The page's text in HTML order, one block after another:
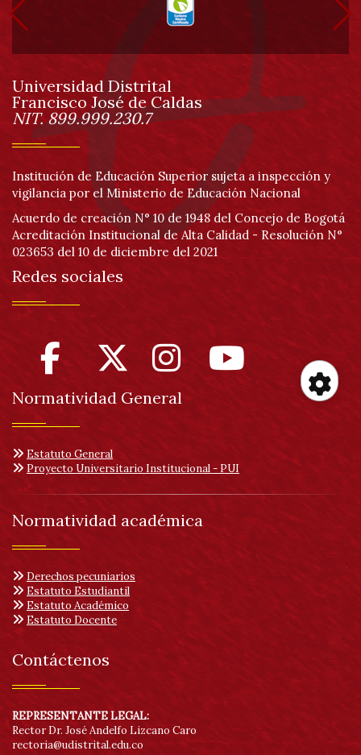
de
pie
de
página
Información
Universidad Distrital
Francisco José de Caldas
NIT. 899.999.230.7
Institución de Educación Superior sujeta a inspección y
vigilancia por el Ministerio de Educación Nacional
Acuerdo de creación N° 10 de 1948 del Concejo de Bogotá
Acreditación Institucional de Alta Calidad - Resolución N°
023653 del 10 de diciembre del 2021
Redes sociales
Normatividad General
Estatuto General
Proyecto Universitario Institucional - PUI
Normatividad académica
Derechos pecuniarios
Estatuto Estudiantil
Estatuto Académico
Estatuto Docente
Contáctenos
REPRESENTANTE LEGAL:
Rector Dr. José Andelfo Lizcano Caro
rectoria@udistrital.edu.co